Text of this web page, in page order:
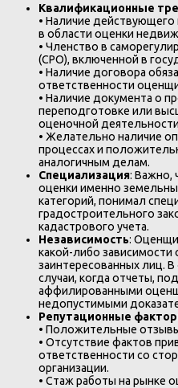
Квалификационные
• Наличие действующего
в области оценки
• Членство в
(СРО), включенной в
• Наличие договора
ответственности
• Наличие документа о
переподготовке или
оценочной
• Желательно наличие
процессах и
аналогичным делам.
Специализация: Важно,
оценки именно
категорий, понимал
градостроительного
кадастрового учета.
Независимость:
какой-либо зависимости
заинтересованных лиц.
случаи, когда отчеты,
аффилированными
недопустимыми
Репутационные
• Положительные
• Отсутствие фактов
ответственности со
организации.
• Стаж работы на рынке